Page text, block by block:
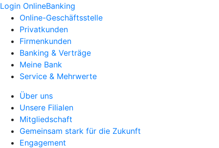
Login OnlineBanking
Online-Geschäftsstelle
Privatkunden
Firmenkunden
Banking & Verträge
Meine Bank
Service & Mehrwerte
Über uns
Unsere Filialen
Mitgliedschaft
Gemeinsam stark für die Zukunft
Engagement